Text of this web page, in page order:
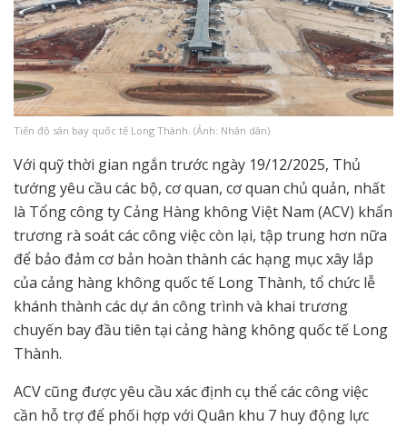
Tiến độ sân bay quốc tế Long Thành. (Ảnh: Nhân dân)
Với quỹ thời gian ngắn trước ngày 19/12/2025, Thủ
tướng yêu cầu các bộ, cơ quan, cơ quan chủ quản, nhất
là Tổng công ty Cảng Hàng không Việt Nam (ACV) khẩn
trương rà soát các công việc còn lại, tập trung hơn nữa
để bảo đảm cơ bản hoàn thành các hạng mục xây lắp
của cảng hàng không quốc tế Long Thành, tổ chức lễ
khánh thành các dự án công trình và khai trương
chuyến bay đầu tiên tại cảng hàng không quốc tế Long
Thành.
ACV cũng được yêu cầu xác định cụ thể các công việc
cần hỗ trợ để phối hợp với Quân khu 7 huy động lực